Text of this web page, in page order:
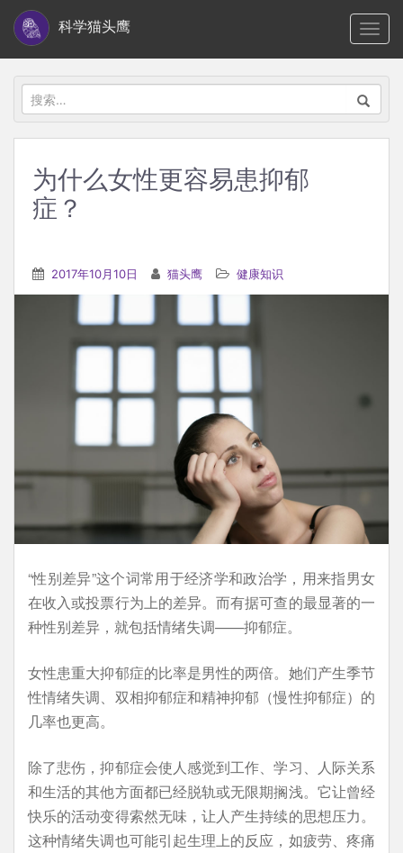
i
科学猫头鹰
搜
索：
为什么女性更容易患抑郁
症？
2017年10月10日 猫头鹰 健康知识
“性别差异”这个词常用于经济学和政治学，用来指男女
在收入或投票行为上的差异。而有据可查的最显著的一
种性别差异，就包括情绪失调——抑郁症。
女性患重大抑郁症的比率是男性的两倍。她们产生季节
性情绪失调、双相抑郁症和精神抑郁（慢性抑郁症）的
几率也更高。
除了悲伤，抑郁症会使人感觉到工作、学习、人际关系
和生活的其他方面都已经脱轨或无限期搁浅。它让曾经
快乐的活动变得索然无味，让人产生持续的思想压力。
这种情绪失调也可能引起生理上的反应，如疲劳、疼痛